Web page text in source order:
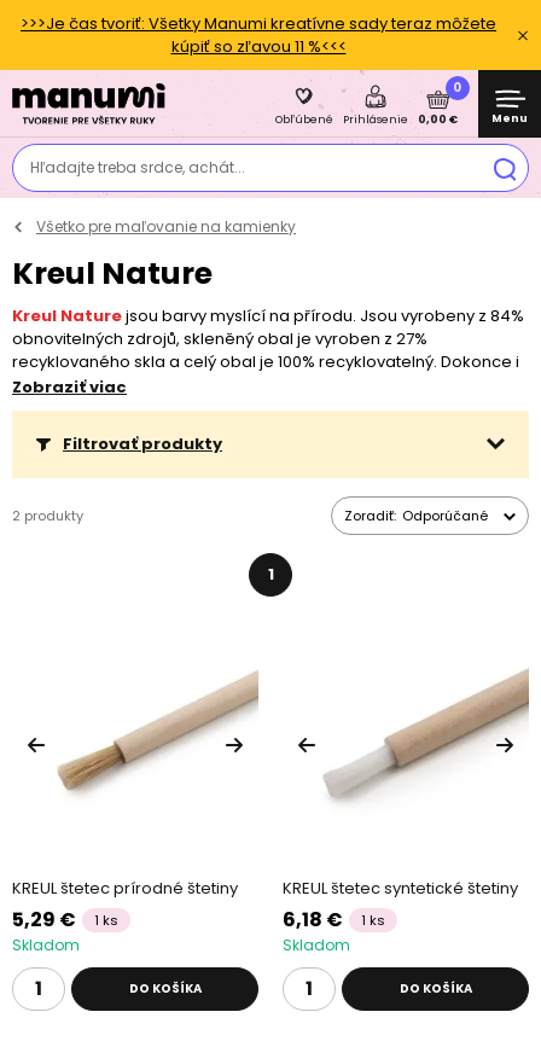
>>>Je čas tvoriť: Všetky Manumi kreatívne sady teraz môžete
kúpiť so zľavou 11 %<<<
Hľadajte treba srdce, achát...
Obľúbené Prihlásenie
0
0,00 € Menu
Všetko pre maľovanie na kamienky
Kreul Nature
Kreul Naturejsou barvy myslící na přírodu. Jsou vyrobeny z 84%
obnovitelných zdrojů, skleněný obal je vyroben z 27%
recyklovaného skla a celý obal je 100% recyklovatelný. Dokonce i
plastový šroubovací uzávěr je vyroben z 85% recyklovaného
plastu a etiketa výrobku je z 30% z recyklovaných vláken. Barvy
Kreul Nature jsou rychloschnoucí, stálosvětlé a založené na vodní
bázi.
Oblíbené jsou při malování na kamínky, dřevo a další
přírodní materiály.Malovat můžete i na další běžné materiály
jako je keramika či beton. Řada Nature disponuje i přírodními
štětci, které jsou 100% recyklovatelné.
Zobraziť viac
Filtrovať produkty
2 produkty Zoradiť: Odporúčané
1
KREUL štetec prírodné štetiny
5,29 € 1 ks
Skladom
DO KOŠÍKA
KREUL štetec syntetické štetiny
6,18 € 1 ks
Skladom
DO KOŠÍKA